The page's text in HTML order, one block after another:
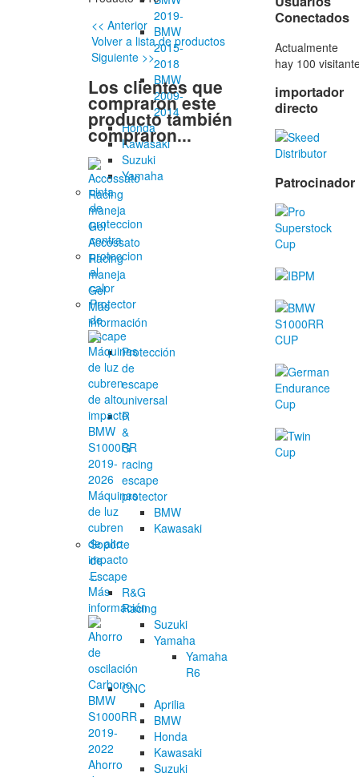
2019-
BMW
2015-
2018
BMW
2009-
2014
Honda
Kawasaki
Suzuki
Yamaha
cinta
de
proteccion
contra
proteccion
al
calor
Protector
de
escape
Protección
de
escape
universal
R
&
G
racing
escape
protector
BMW
Kawasaki
Soporte
de
Escape
R&G
Racing
Suzuki
Yamaha
Yamaha
R6
CNC
Aprilia
BMW
Honda
Kawasaki
Suzuki
<< Anterior
Volver a lista de productos
Siguiente >>
Los clientes que
compraron este
producto también
compraron...
Accossato
Racing
maneja
Gel
Más
información
Máquinas
de luz
cubren
de alto
impacto
...
Más
información
Ahorro
Conectados
Actualmente
hay 100
importador
directo
Patrocinador